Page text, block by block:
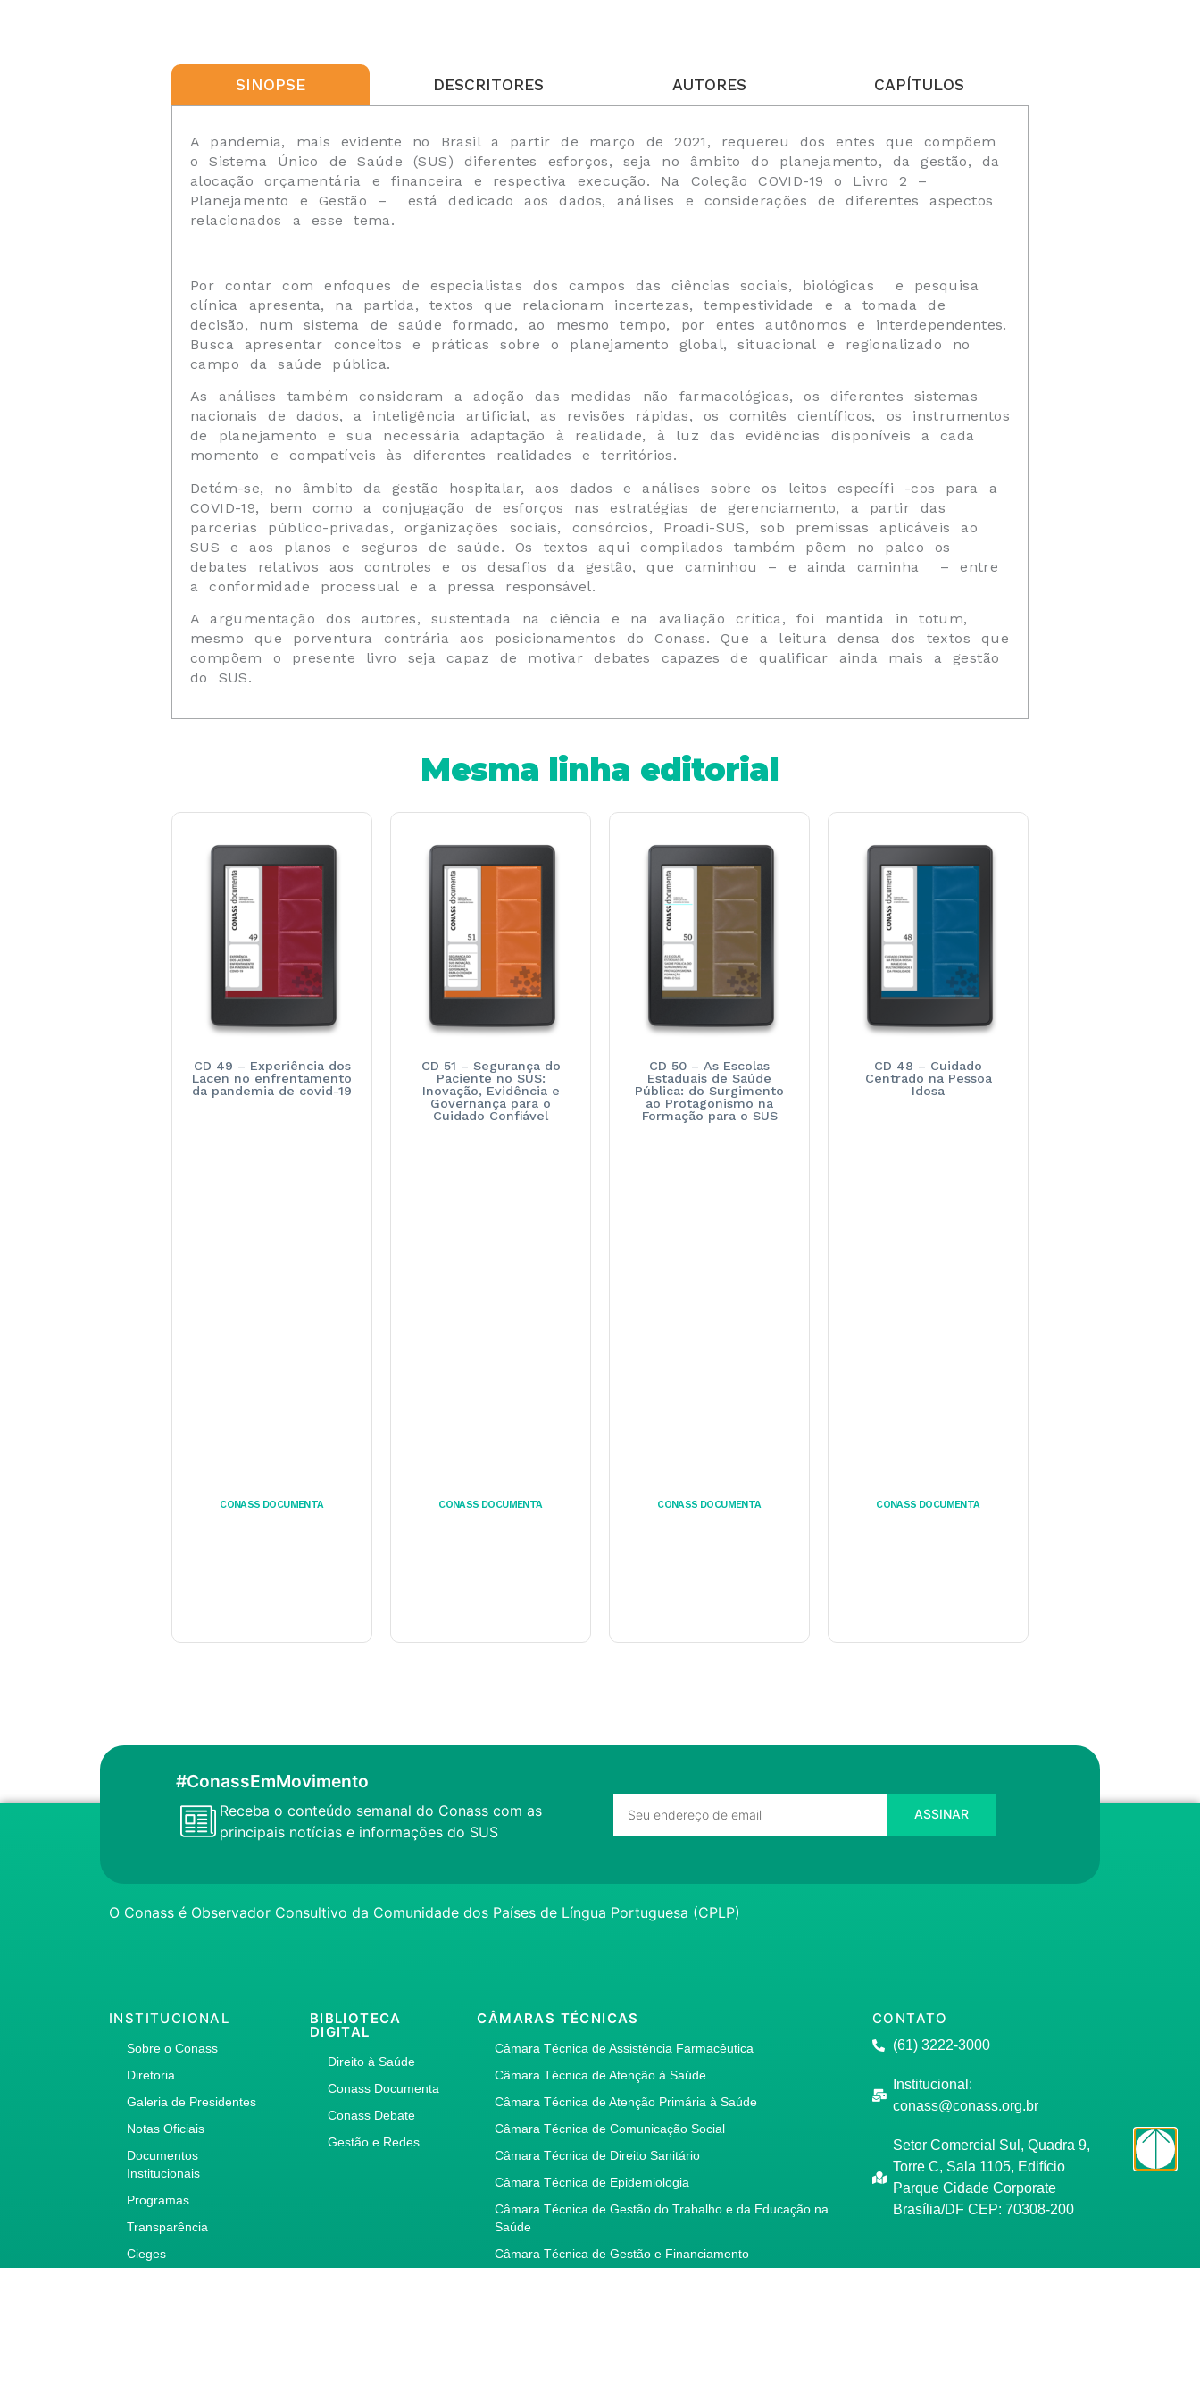
SINOPSE DESCRITORES AUTORES CAPÍTULOS
A pandemia, mais evidente no Brasil a partir de março de 2021, requereu dos entes que compõem
o Sistema Único de Saúde (SUS) diferentes esforços, seja no âmbito do planejamento, da gestão, da
alocação orçamentária e financeira e respectiva execução. Na Coleção COVID-19 o Livro 2 –
Planejamento e Gestão – está dedicado aos dados, análises e considerações de diferentes aspectos
relacionados a esse tema.
Por contar com enfoques de especialistas dos campos das ciências sociais, biológicas e pesquisa
clínica apresenta, na partida, textos que relacionam incertezas, tempestividade e a tomada de
decisão, num sistema de saúde formado, ao mesmo tempo, por entes autônomos e interdependentes.
Busca apresentar conceitos e práticas sobre o planejamento global, situacional e regionalizado no
campo da saúde pública.
As análises também consideram a adoção das medidas não farmacológicas, os diferentes sistemas
nacionais de dados, a inteligência artificial, as revisões rápidas, os comitês científicos, os instrumentos
de planejamento e sua necessária adaptação à realidade, à luz das evidências disponíveis a cada
momento e compatíveis às diferentes realidades e territórios.
Detém-se, no âmbito da gestão hospitalar, aos dados e análises sobre os leitos específi -cos para a
COVID-19, bem como a conjugação de esforços nas estratégias de gerenciamento, a partir das
parcerias público-privadas, organizações sociais, consórcios, Proadi-SUS, sob premissas aplicáveis ao
SUS e aos planos e seguros de saúde. Os textos aqui compilados também põem no palco os
debates relativos aos controles e os desafios da gestão, que caminhou – e ainda caminha – entre
a conformidade processual e a pressa responsável.
A argumentação dos autores, sustentada na ciência e na avaliação crítica, foi mantida in totum,
mesmo que porventura contrária aos posicionamentos do Conass. Que a leitura densa dos textos que
compõem o presente livro seja capaz de motivar debates capazes de qualificar ainda mais a gestão
do SUS.
Mesma linha editorial
CD 49 – Experiência dos
Lacen no enfrentamento
da pandemia de covid-19
CONASS DOCUMENTA
CD 51 – Segurança do
Paciente no SUS:
Inovação, Evidência e
Governança para o
Cuidado Confiável
CONASS DOCUMENTA
CD 50 – As Escolas
Estaduais de Saúde
Pública: do Surgimento
ao Protagonismo na
Formação para o SUS
CONASS DOCUMENTA
CD 48 – Cuidado
Centrado na Pessoa
Idosa
CONASS DOCUMENTA
#ConassEmMovimento
Receba o conteúdo semanal do Conass com as
principais notícias e informações do SUS
ASSINAR
O Conass é Observador Consultivo da Comunidade dos Países de Língua Portuguesa (CPLP)
INSTITUCIONAL
Sobre o Conass
Diretoria
Galeria de Presidentes
Notas Oficiais
Documentos
Institucionais
Programas
Transparência
Cieges
BIBLIOTECA
DIGITAL
Direito à Saúde
Conass Documenta
Conass Debate
Gestão e Redes
CÂMARAS TÉCNICAS
Câmara Técnica de Assistência Farmacêutica
Câmara Técnica de Atenção à Saúde
Câmara Técnica de Atenção Primária à Saúde
Câmara Técnica de Comunicação Social
Câmara Técnica de Direito Sanitário
Câmara Técnica de Epidemiologia
Câmara Técnica de Gestão do Trabalho e da Educação na
Saúde
Câmara Técnica de Gestão e Financiamento
CONTATO
(61) 3222-3000
Institucional:
conass@conass.org.br
Setor Comercial Sul, Quadra 9,
Torre C, Sala 1105, Edifício
Parque Cidade Corporate
Brasília/DF CEP: 70308-200